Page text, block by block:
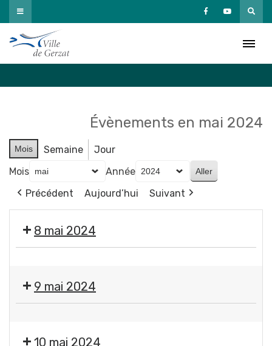
Passer
au
contenu
Évènements en mai 2024
Mois Semaine
Jour
Mois
Année
Précédent
Aujourd’hui Suivant
8 mai 2024
des
services
9 mai 2024
10 mai 2024